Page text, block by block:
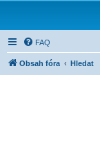
FAQ
Obsah fóra Hledat